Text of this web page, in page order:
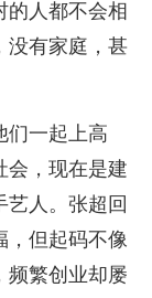
的人都不会相
没有家庭，甚
们一起上高
会，现在是建
艺人。张超回
，但起码不像
频繁创业却屡